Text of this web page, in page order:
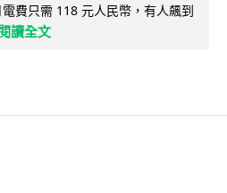
費只需 118 元人民幣，有人飆到
讀全文